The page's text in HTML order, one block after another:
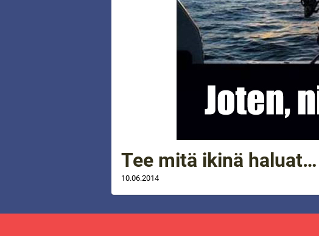
Tee mitä ikinä haluat…
10.06.2014